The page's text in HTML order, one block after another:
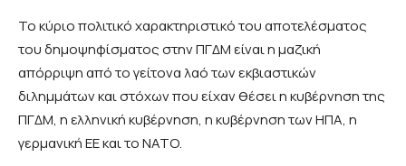
Το κύριο πολιτικό χαρακτηριστικό του αποτελέσματος
του δημοψηφίσματος στην ΠΓΔΜ είναι η μαζική
απόρριψη από το γείτονα λαό των εκβιαστικών
διλημμάτων και στόχων που είχαν θέσει η κυβέρνηση της
ΠΓΔΜ, η ελληνική κυβέρνηση, η κυβέρνηση των ΗΠΑ, η
γερμανική ΕΕ και το ΝΑΤΟ.